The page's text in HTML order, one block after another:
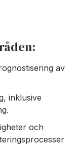
av
inklusive
och